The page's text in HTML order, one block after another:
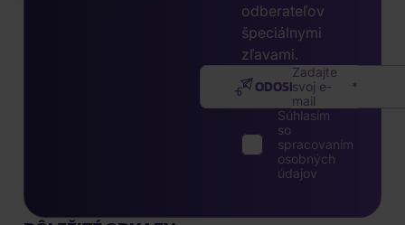
odberateľov
špeciálnymi
zľavami.
Zadajte
svoj e-
mail
ODOSLAŤ
Súhlasím
so
spracovaním
osobných
údajov